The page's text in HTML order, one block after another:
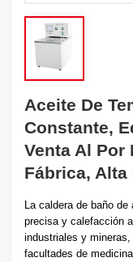
Aceite De
Constante,
Venta Al Por
Fábrica, Alta
La caldera de baño
precisa y calefacción
industriales y
facultades de